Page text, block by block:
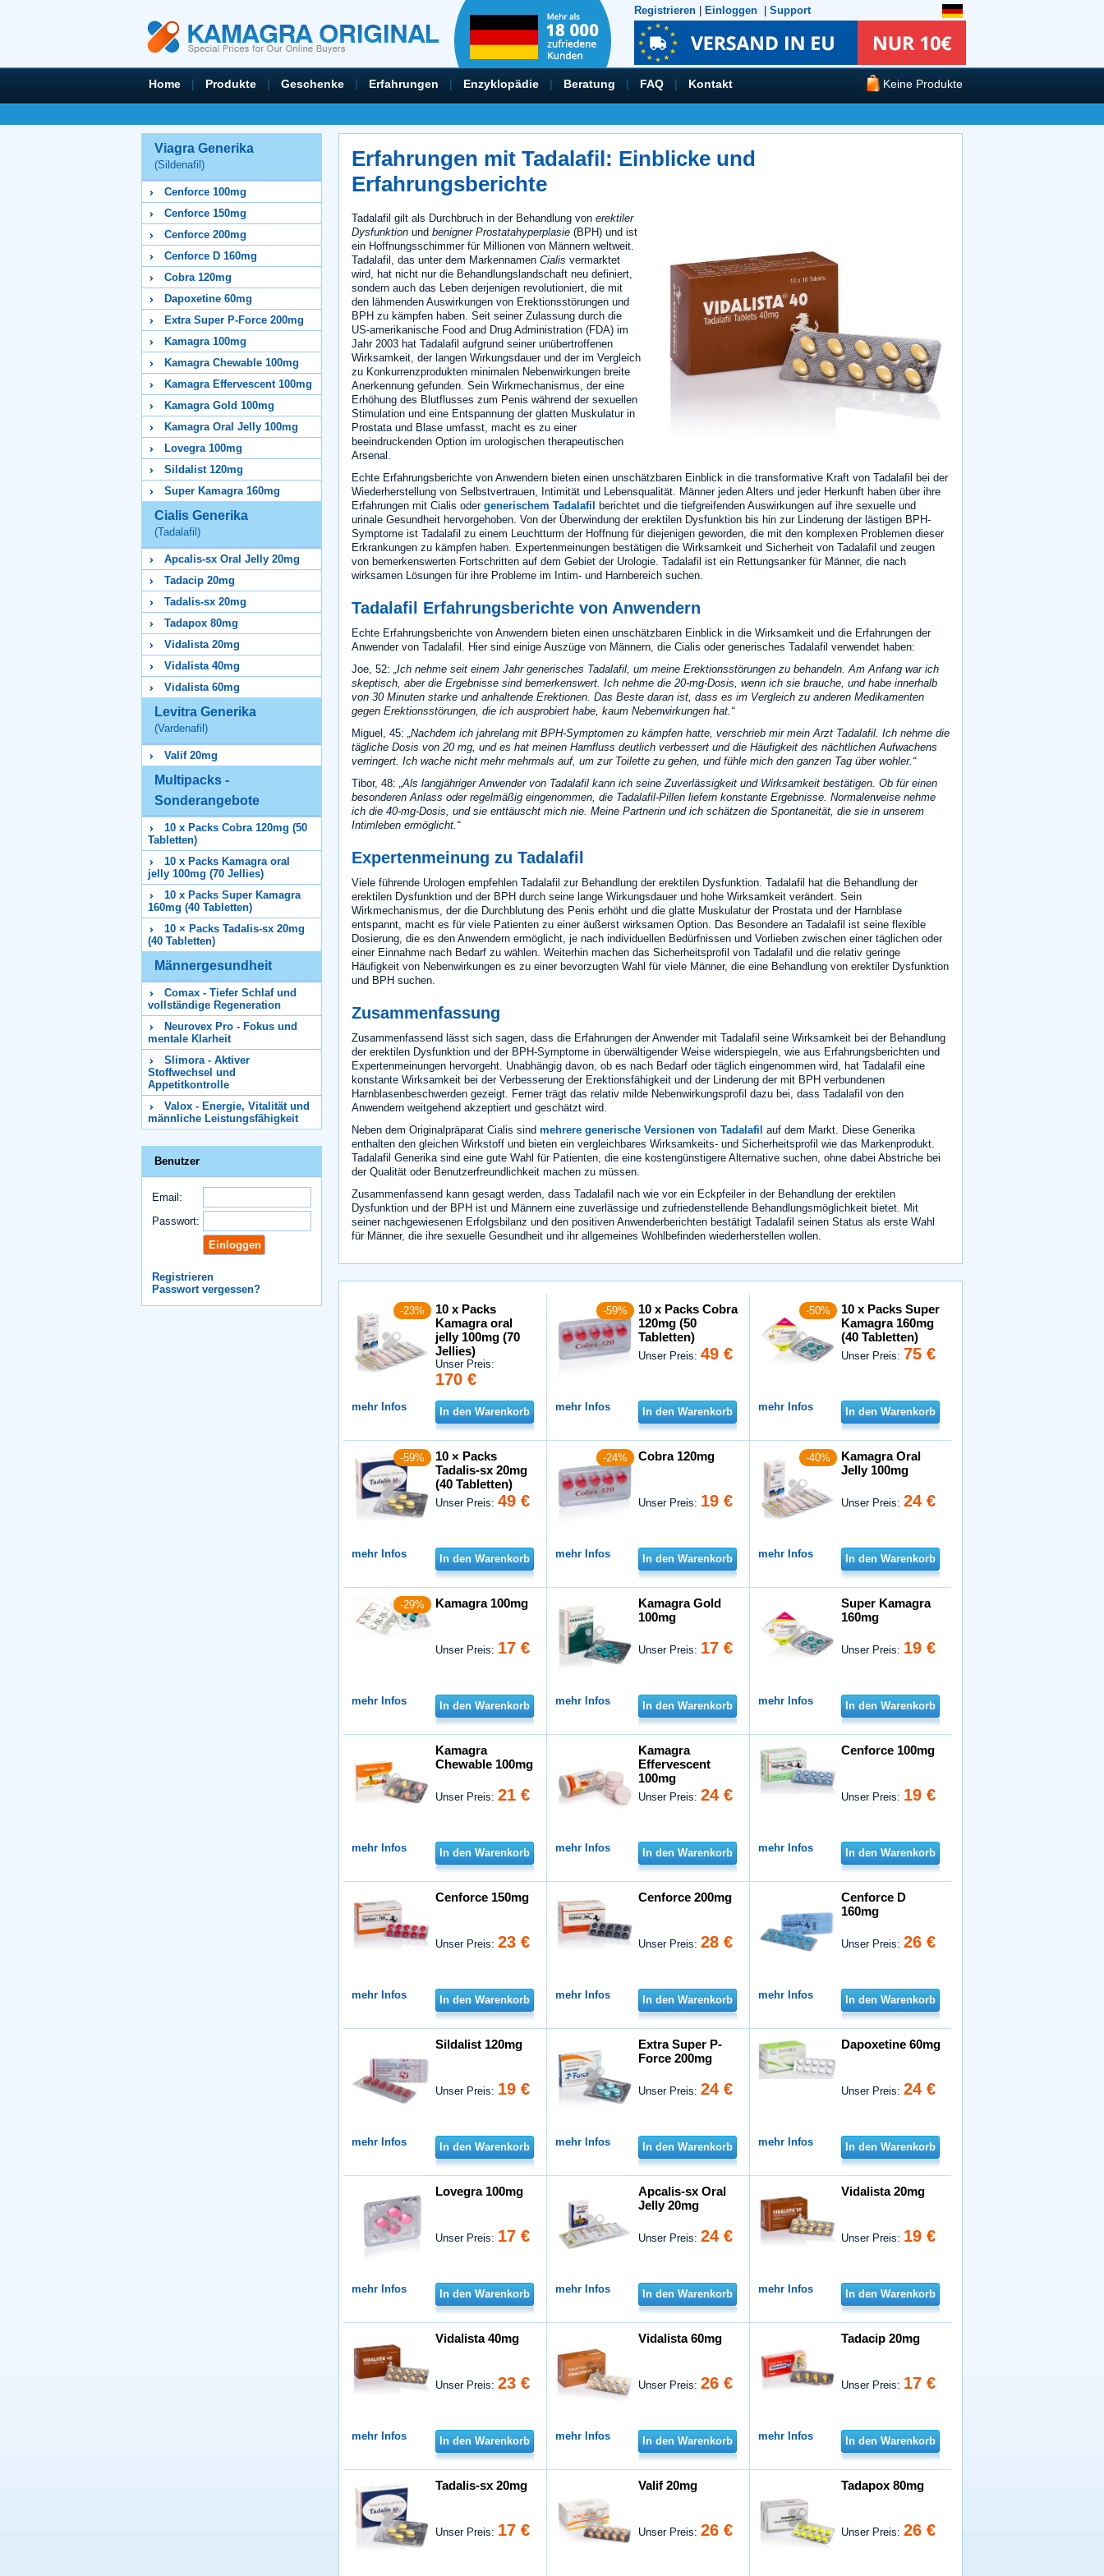
Registrieren Einloggen Support
Home | Produkte | Geschenke | Erfahrungen | Enzyklopädie | Beratung | FAQ | Kontakt Keine Produkte
Viagra Generika
(Sildenafil)
Cenforce 100mg
Cenforce 150mg
Cenforce 200mg
Cenforce D 160mg
Cobra 120mg
Dapoxetine 60mg
Extra Super P-Force 200mg
Kamagra 100mg
Kamagra Chewable 100mg
Kamagra Effervescent 100mg
Kamagra Gold 100mg
Kamagra Oral Jelly 100mg
Lovegra 100mg
Sildalist 120mg
Super Kamagra 160mg
Cialis Generika
(Tadalafil)
Apcalis-sx Oral Jelly 20mg
Tadacip 20mg
Tadalis-sx 20mg
Tadapox 80mg
Vidalista 20mg
Vidalista 40mg
Vidalista 60mg
Levitra Generika
(Vardenafil)
Valif 20mg
Multipacks -
Sonderangebote
10 x Packs Cobra 120mg (50
Tabletten)
10 x Packs Kamagra oral
jelly 100mg (70 Jellies)
10 x Packs Super Kamagra
160mg (40 Tabletten)
10 × Packs Tadalis-sx 20mg
(40 Tabletten)
Männergesundheit
Comax - Tiefer Schlaf und
vollständige Regeneration
Neurovex Pro - Fokus und
mentale Klarheit
Slimora - Aktiver
Stoffwechsel und
Appetitkontrolle
Valox - Energie, Vitalität und
männliche Leistungsfähigkeit
Benutzer
Email:
Passwort:
Registrieren
Passwort vergessen?
Erfahrungen mit Tadalafil: Einblicke und
Erfahrungsberichte
Tadalafil gilt als Durchbruch in der Behandlung von erektiler
Dysfunktion und benigner Prostatahyperplasie (BPH) und ist
ein Hoffnungsschimmer für Millionen von Männern weltweit.
Tadalafil, das unter dem Markennamen Cialis vermarktet
wird, hat nicht nur die Behandlungslandschaft neu definiert,
sondern auch das Leben derjenigen revolutioniert, die mit
den lähmenden Auswirkungen von Erektionsstörungen und
BPH zu kämpfen haben. Seit seiner Zulassung durch die
US-amerikanische Food and Drug Administration (FDA) im
Jahr 2003 hat Tadalafil aufgrund seiner unübertroffenen
Wirksamkeit, der langen Wirkungsdauer und der im Vergleich
zu Konkurrenzprodukten minimalen Nebenwirkungen breite
Anerkennung gefunden. Sein Wirkmechanismus, der eine
Erhöhung des Blutflusses zum Penis während der sexuellen
Stimulation und eine Entspannung der glatten Muskulatur in
Prostata und Blase umfasst, macht es zu einer
beeindruckenden Option im urologischen therapeutischen
Arsenal.
Echte Erfahrungsberichte von Anwendern bieten einen unschätzbaren Einblick in die transformative Kraft von Tadalafil bei der
Wiederherstellung von Selbstvertrauen, Intimität und Lebensqualität. Männer jeden Alters und jeder Herkunft haben über ihre
Erfahrungen mit Cialis oder generischem Tadalafil berichtet und die tiefgreifenden Auswirkungen auf ihre sexuelle und
urinale Gesundheit hervorgehoben. Von der Überwindung der erektilen Dysfunktion bis hin zur Linderung der lästigen BPH-
Symptome ist Tadalafil zu einem Leuchtturm der Hoffnung für diejenigen geworden, die mit den komplexen Problemen dieser
Erkrankungen zu kämpfen haben. Expertenmeinungen bestätigen die Wirksamkeit und Sicherheit von Tadalafil und zeugen
von bemerkenswerten Fortschritten auf dem Gebiet der Urologie. Tadalafil ist ein Rettungsanker für Männer, die nach
wirksamen Lösungen für ihre Probleme im Intim- und Harnbereich suchen.
Tadalafil Erfahrungsberichte von Anwendern
Echte Erfahrungsberichte von Anwendern bieten einen unschätzbaren Einblick in die Wirksamkeit und die Erfahrungen der
Anwender von Tadalafil. Hier sind einige Auszüge von Männern, die Cialis oder generisches Tadalafil verwendet haben:
Joe, 52: Ich nehme seit einem Jahr generisches Tadalafil, um meine Erektionsstörungen zu behandeln. Am Anfang war ich
skeptisch, aber die Ergebnisse sind bemerkenswert. Ich nehme die 20-mg-Dosis, wenn ich sie brauche, und habe innerhalb
von 30 Minuten starke und anhaltende Erektionen. Das Beste daran ist, dass es im Vergleich zu anderen Medikamenten
gegen Erektionsstörungen, die ich ausprobiert habe, kaum Nebenwirkungen hat.
Miguel, 45: Nachdem ich jahrelang mit BPH-Symptomen zu kämpfen hatte, verschrieb mir mein Arzt Tadalafil. Ich nehme die
tägliche Dosis von 20 mg, und es hat meinen Harnfluss deutlich verbessert und die Häufigkeit des nächtlichen Aufwachens
verringert. Ich wache nicht mehr mehrmals auf, um zur Toilette zu gehen, und fühle mich den ganzen Tag über wohler.
Tibor, 48: Als langjähriger Anwender von Tadalafil kann ich seine Zuverlässigkeit und Wirksamkeit bestätigen. Ob für einen
besonderen Anlass oder regelmäßig eingenommen, die Tadalafil-Pillen liefern konstante Ergebnisse. Normalerweise nehme
ich die 40-mg-Dosis, und sie enttäuscht mich nie. Meine Partnerin und ich schätzen die Spontaneität, die sie in unserem
Intimleben ermöglicht.
Expertenmeinung zu Tadalafil
Viele führende Urologen empfehlen Tadalafil zur Behandlung der erektilen Dysfunktion. Tadalafil hat die Behandlung der
erektilen Dysfunktion und der BPH durch seine lange Wirkungsdauer und hohe Wirksamkeit verändert. Sein
Wirkmechanismus, der die Durchblutung des Penis erhöht und die glatte Muskulatur der Prostata und der Harnblase
entspannt, macht es für viele Patienten zu einer äußerst wirksamen Option. Das Besondere an Tadalafil ist seine flexible
Dosierung, die es den Anwendern ermöglicht, je nach individuellen Bedürfnissen und Vorlieben zwischen einer täglichen oder
einer Einnahme nach Bedarf zu wählen. Weiterhin machen das Sicherheitsprofil von Tadalafil und die relativ geringe
Häufigkeit von Nebenwirkungen es zu einer bevorzugten Wahl für viele Männer, die eine Behandlung von erektiler Dysfunktion
und BPH suchen.
Zusammenfassung
Zusammenfassend lässt sich sagen, dass die Erfahrungen der Anwender mit Tadalafil seine Wirksamkeit bei der Behandlung
der erektilen Dysfunktion und der BPH-Symptome in überwältigender Weise widerspiegeln, wie aus Erfahrungsberichten und
Expertenmeinungen hervorgeht. Unabhängig davon, ob es nach Bedarf oder täglich eingenommen wird, hat Tadalafil eine
konstante Wirksamkeit bei der Verbesserung der Erektionsfähigkeit und der Linderung der mit BPH verbundenen
Harnblasenbeschwerden gezeigt. Ferner trägt das relativ milde Nebenwirkungsprofil dazu bei, dass Tadalafil von den
Anwendern weitgehend akzeptiert und geschätzt wird.
Neben dem Originalpräparat Cialis sind mehrere generische Versionen von Tadalafil auf dem Markt. Diese Generika
enthalten den gleichen Wirkstoff und bieten ein vergleichbares Wirksamkeits- und Sicherheitsprofil wie das Markenprodukt.
Tadalafil Generika sind eine gute Wahl für Patienten, die eine kostengünstigere Alternative suchen, ohne dabei Abstriche bei
der Qualität oder Benutzerfreundlichkeit machen zu müssen.
Zusammenfassend kann gesagt werden, dass Tadalafil nach wie vor ein Eckpfeiler in der Behandlung der erektilen
Dysfunktion und der BPH ist und Männern eine zuverlässige und zufriedenstellende Behandlungsmöglichkeit bietet. Mit
seiner nachgewiesenen Erfolgsbilanz und den positiven Anwenderberichten bestätigt Tadalafil seinen Status als erste Wahl
für Männer, die ihre sexuelle Gesundheit und ihr allgemeines Wohlbefinden wiederherstellen wollen.
-23%
10 x Packs
Kamagra oral
jelly 100mg (70
Jellies)
Unser Preis:
170 €
mehr Infos In den Warenkorb
-59%
10 x Packs Cobra
120mg (50
Tabletten)
Unser Preis:49 €
mehr Infos In den Warenkorb
-50%
10 x Packs Super
Kamagra 160mg
(40 Tabletten)
Unser Preis: 75 €
mehr Infos In den Warenkorb
-59%
10 × Packs
Tadalis-sx 20mg
(40 Tabletten)
Unser Preis:49 €
mehr Infos In den Warenkorb
-24% Cobra 120mg
Unser Preis: 19 €
mehr Infos In den Warenkorb
-40%
Kamagra Oral
Jelly 100mg
Unser Preis:24 €
mehr Infos In den Warenkorb
-29% Kamagra 100mg
Unser Preis: 17 €
mehr Infos In den Warenkorb
Kamagra Gold
100mg
Unser Preis: 17 €
mehr Infos In den Warenkorb
Super Kamagra
160mg
Unser Preis: 19 €
mehr Infos In den Warenkorb
Kamagra
Chewable 100mg
Unser Preis:21 €
mehr Infos In den Warenkorb
Kamagra
Effervescent
100mg
Unser Preis:24 €
mehr Infos In den Warenkorb
Cenforce 100mg
Unser Preis: 19 €
mehr Infos In den Warenkorb
Cenforce 150mg
Unser Preis:23 €
mehr Infos In den Warenkorb
Cenforce 200mg
Unser Preis:28 €
mehr Infos In den Warenkorb
Cenforce D
160mg
Unser Preis:26 €
mehr Infos In den Warenkorb
Sildalist 120mg
Unser Preis: 19 €
mehr Infos In den Warenkorb
Extra Super P-
Force 200mg
Unser Preis:24 €
mehr Infos In den Warenkorb
Dapoxetine 60mg
Unser Preis:24 €
mehr Infos In den Warenkorb
Lovegra 100mg
Unser Preis: 17 €
mehr Infos In den Warenkorb
Apcalis-sx Oral
Jelly 20mg
Unser Preis:24 €
mehr Infos In den Warenkorb
Vidalista 20mg
Unser Preis: 19 €
mehr Infos In den Warenkorb
Vidalista 40mg
Unser Preis:23 €
mehr Infos In den Warenkorb
Vidalista 60mg
Unser Preis:26 €
mehr Infos In den Warenkorb
Tadacip 20mg
Unser Preis: 17 €
mehr Infos In den Warenkorb
Tadalis-sx 20mg
Unser Preis: 17 €
Valif 20mg
Unser Preis:26 €
Tadapox 80mg
Unser Preis:26 €